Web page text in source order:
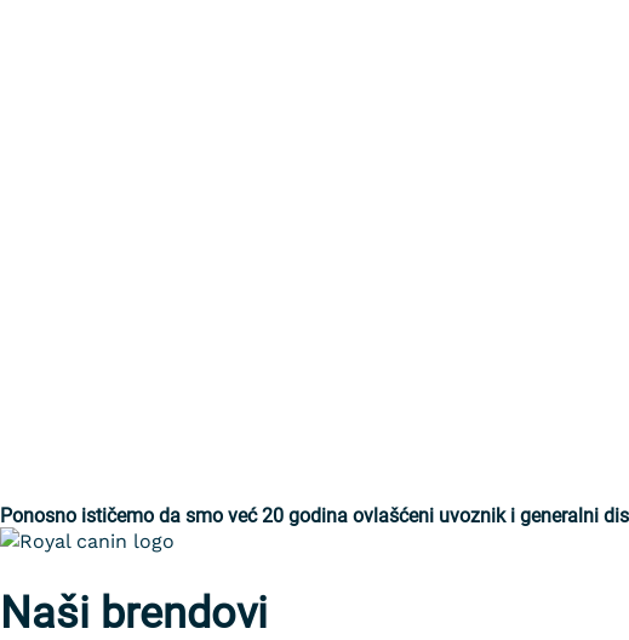
Ponosno ističemo da smo već 20 godina ovlašćeni uvoznik i generalni
Naši brendovi